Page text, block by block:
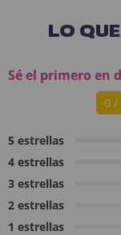
LO
Sé el primero en
0 /
5 estrellas
4 estrellas
3 estrellas
2 estrellas
1 estrellas